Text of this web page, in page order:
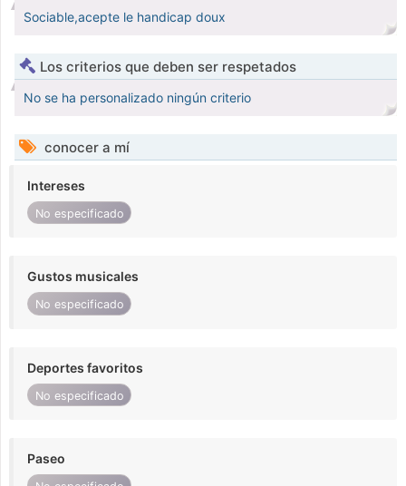
Sociable,acepte le handicap doux
Los criterios que deben ser respetados
No se ha personalizado ningún criterio
conocer a mí
Intereses
No especificado
Gustos musicales
No especificado
Deportes favoritos
No especificado
Paseo